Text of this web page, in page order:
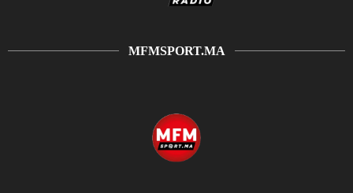
MFMSPORT.MA